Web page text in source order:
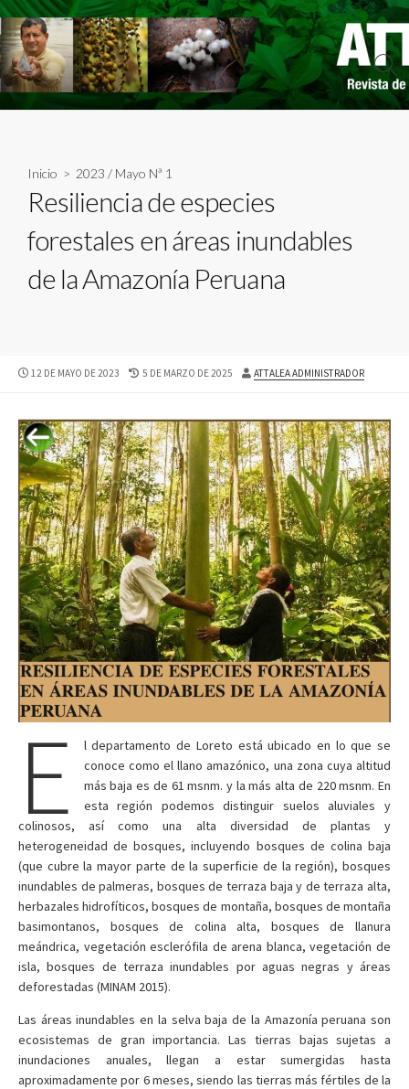
Skip
to
content
Inicio > 2023 / Mayo Nª 1
Resiliencia de especies
forestales en áreas inundables
de la Amazonía Peruana
PUBLISHED
12 DE MAYO DE 2023
LAST
5 DE MARZO DE 2025 AUTHOR
ATTALEA ADMINISTRADOR
E
l departamento de Loreto está ubicado en lo que se
conoce como el llano amazónico, una zona cuya altitud
más baja es de 61 msnm. y la más alta de 220 msnm. En
esta región podemos distinguir suelos aluviales y
colinosos, así como una alta diversidad de plantas y
heterogeneidad de bosques, incluyendo bosques de colina baja
(que cubre la mayor parte de la superficie de la región), bosques
inundables de palmeras, bosques de terraza baja y de terraza alta,
herbazales hidrofíticos, bosques de montaña, bosques de montaña
basimontanos, bosques de colina alta, bosques de llanura
meándrica, vegetación esclerófila de arena blanca, vegetación de
isla, bosques de terraza inundables por aguas negras y áreas
deforestadas (MINAM 2015).
Las áreas inundables en la selva baja de la Amazonía peruana son
ecosistemas de gran importancia. Las tierras bajas sujetas a
inundaciones anuales, llegan a estar sumergidas hasta
aproximadamente por 6 meses, siendo las tierras más fértiles de la